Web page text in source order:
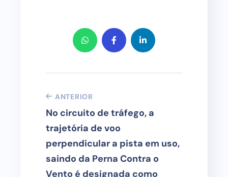
ANTERIOR
No circuito de tráfego, a
trajetória de voo
perpendicular a pista em uso,
saindo da Perna Contra o
Vento é designada como